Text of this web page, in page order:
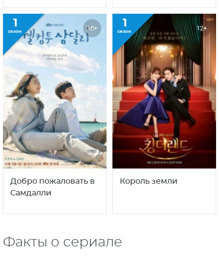
1
сезон 18+
Добро пожаловать в
Самдалли
1
сезон 12+
Король земли
Факты о сериале